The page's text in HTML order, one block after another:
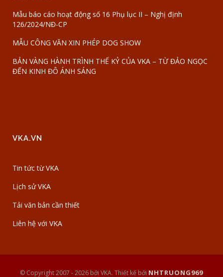
Mẫu báo cáo hoạt động số 16 Phụ lục II – Nghị định
126/2024/NĐ-CP
MẪU CÔNG VĂN XIN PHÉP DOG SHOW
BẢN VÀNG HÀNH TRÌNH THẾ KỶ CỦA VKA – TỪ ĐẢO NGỌC
ĐẾN KINH ĐÔ ÁNH SÁNG
VKA.VN
Tin tức từ VKA
Lịch sử VKA
Tải văn bản cần thiết
Liên hệ với VKA
© Copyright 2007 -2026 bởi VKA. Thiết kế bởi NHTRUONG969